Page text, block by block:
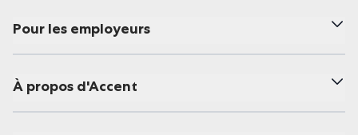
Pour les employeurs
À propos d'Accent